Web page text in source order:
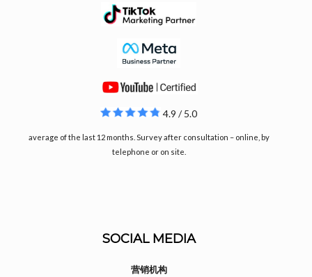
4.9 / 5.0
average of the last 12 months. Survey after consultation – online, by
telephone or on site.
SOCIAL MEDIA
营销机构